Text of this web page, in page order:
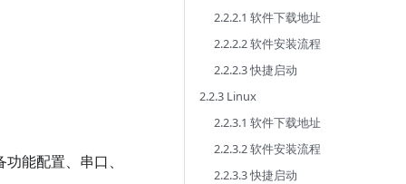
能配置、串口、
2.2.2.1 软件下载地址
2.2.2.2 软件安装流程
2.2.2.3 快捷启动
2.2.3 Linux
2.2.3.1 软件下载地址
2.2.3.2 软件安装流程
2.2.3.3 快捷启动